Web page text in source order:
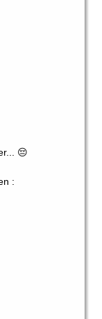
😔
: